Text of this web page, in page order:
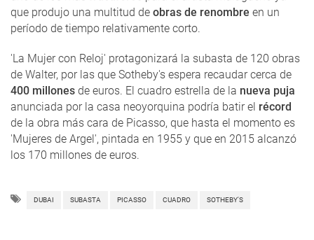
que produjo una multitud de obras de renombre en un
período de tiempo relativamente corto.
'La Mujer con Reloj' protagonizará la subasta de 120 obras
de Walter, por las que Sotheby's espera recaudar cerca de
400 millones de euros. El cuadro estrella de la nueva puja
anunciada por la casa neoyorquina podría batir el récord
de la obra más cara de Picasso, que hasta el momento es
'Mujeres de Argel', pintada en 1955 y que en 2015 alcanzó
los 170 millones de euros.
DUBAI SUBASTA PICASSO CUADRO SOTHEBY'S